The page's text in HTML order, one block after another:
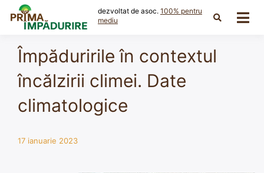
content
dezvoltat de asoc. 100% pentru
mediu
Împăduririle în contextul
încălzirii climei. Date
climatologice
17 ianuarie 2023